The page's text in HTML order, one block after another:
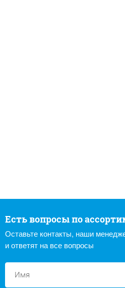
Есть вопросы по
Оставьте контакты, наши
и ответят на все вопросы